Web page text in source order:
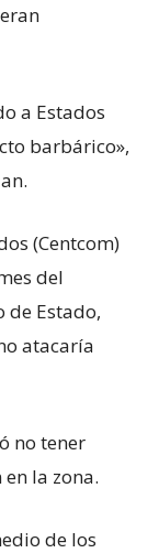
a Estados
barbárico»,
(Centcom)
del
de Estado,
atacaría
no tener
la zona.
de los